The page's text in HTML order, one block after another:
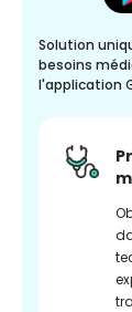
Solution
besoins
l'application